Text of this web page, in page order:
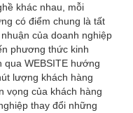
khác nhau, mỗi
có điểm chung là tất
của doanh nghiệp
phương thức kinh
qua WEBSITE hướng
lượng khách hàng
vọng của khách hàng
thay đổi những